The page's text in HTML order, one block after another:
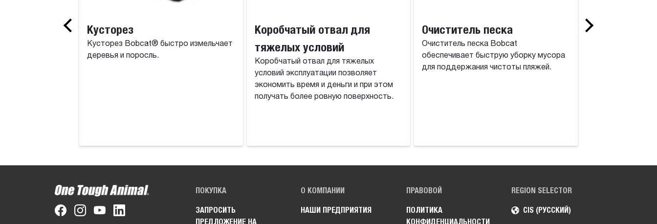
Кусторез
Кусторез Bobcat® быстро измельчает
деревья и поросль.
Коробчатый отвал для
тяжелых условий
Коробчатый отвал для тяжелых
условий эксплуатации позволяет
экономить время и деньги и при этом
получать более ровную поверхность.
Очиститель песка
Очиститель песка Bobcat
обеспечивает быструю уборку мусора
для поддержания чистоты пляжей.
Грейдер
REGION SELECTOR
CIS (РУССКИЙ)
ПОКУПКА
ЗАПРОСИТЬ
ПРЕДЛОЖЕНИЕ НА
О КОМПАНИИ
НАШИ ПРЕДПРИЯТИЯ
ПРАВОВОЙ
ПОЛИТИКА
КОНФИДЕНЦИАЛЬНОСТИ